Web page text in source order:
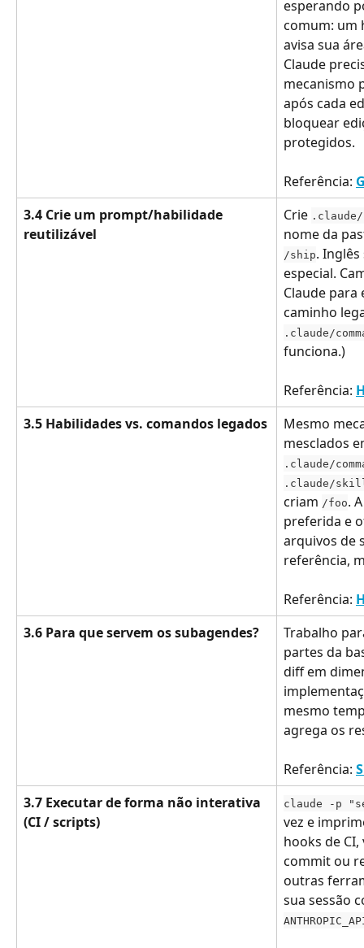
esperando
comum: um
avisa sua
Claude
mecanismo
após cada
bloquear
protegidos.
Referência:
3.4 Crie um prompt/habilidade
reutilizável
Crie
nome da
/ship.
especial.
Claude para
caminho
.claude/
funciona.)
Referência:
3.5 Habilidades vs. comandos legados
Mesmo
mesclados
.claude/
.claude/
criam /foo.
preferida e
arquivos de
referência,
Referência:
3.6 Para que servem os subagendes?
Trabalho
partes da
diff em
mesmo
agrega os
Referência:
3.7 Executar de forma não interativa
(CI / scripts)
claude -p
vez e
hooks de
commit ou
outras
sua sessão